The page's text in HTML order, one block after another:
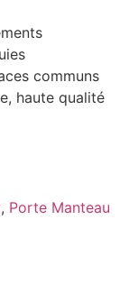
communs
haute qualité
, Porte Manteau